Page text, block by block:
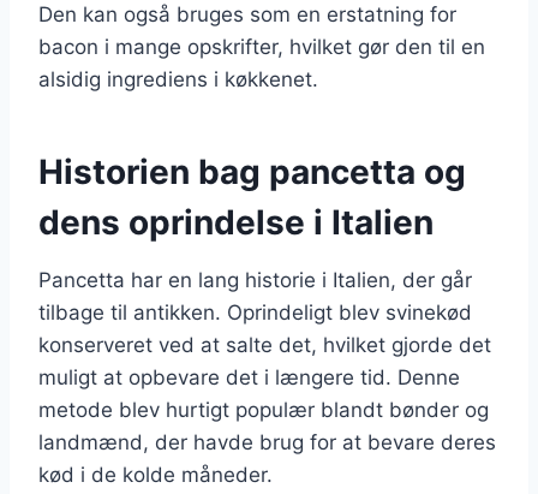
Den kan også bruges som en erstatning for
bacon i mange opskrifter, hvilket gør den til en
alsidig ingrediens i køkkenet.
Historien bag pancetta og
dens oprindelse i Italien
Pancetta har en lang historie i Italien, der går
tilbage til antikken. Oprindeligt blev svinekød
konserveret ved at salte det, hvilket gjorde det
muligt at opbevare det i længere tid. Denne
metode blev hurtigt populær blandt bønder og
landmænd, der havde brug for at bevare deres
kød i de kolde måneder.